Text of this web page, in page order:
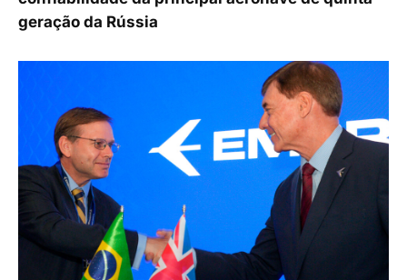
geração da Rússia